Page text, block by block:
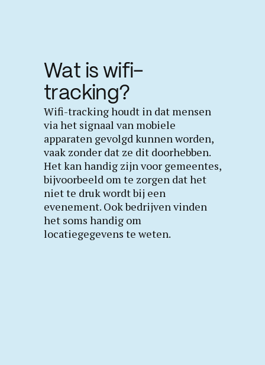
Wat is wifi-
tracking?
Wifi-tracking houdt in dat mensen
via het signaal van mobiele
apparaten gevolgd kunnen worden,
vaak zonder dat ze dit doorhebben.
Het kan handig zijn voor gemeentes,
bijvoorbeeld om te zorgen dat het
niet te druk wordt bij een
evenement. Ook bedrijven vinden
het soms handig om
locatiegegevens te weten.